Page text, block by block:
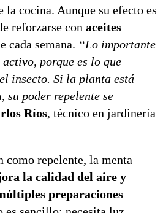
la cocina. Aunque su efecto es
reforzarse con aceites
cada semana. “Lo importante
porque es lo que
insecto. Si la planta está
su poder repelente se
Ríos, técnico en jardinería
como repelente, la menta
la calidad del aire y
preparaciones